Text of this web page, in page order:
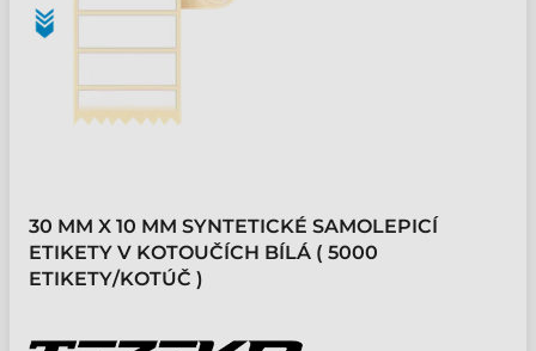
30 MM X 10 MM SYNTETICKÉ SAMOLEPICÍ
ETIKETY V KOTOUČÍCH BÍLÁ ( 5000
ETIKETY/KOTÚČ )